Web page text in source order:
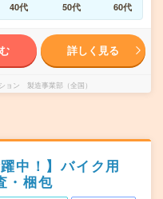
40代 50代 60代
詳しく見る
ョン 製造事業部（全国）
中！】バイク用
・梱包